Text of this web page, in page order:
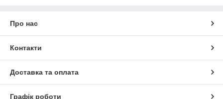
Про нас
Контакти
Доставка та оплата
Графік роботи